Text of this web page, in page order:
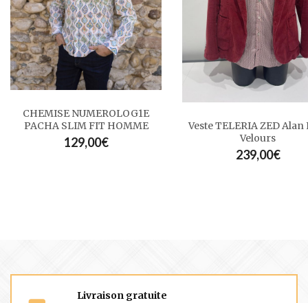
CHEMISE NUMEROLOG1E
PACHA SLIM FIT HOMME
129,00€
Veste TELERIA ZED Alan
Velours
239,00€
Livraison gratuite